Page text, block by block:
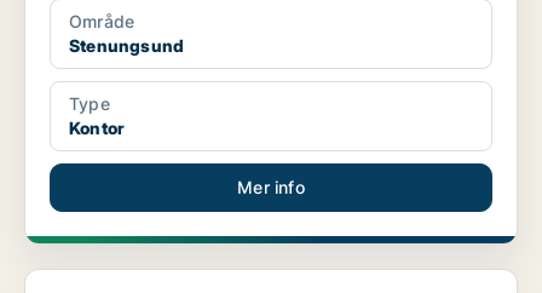
Område
Stenungsund
Type
Kontor
Mer info
Industrilokal i Göteborg Östra